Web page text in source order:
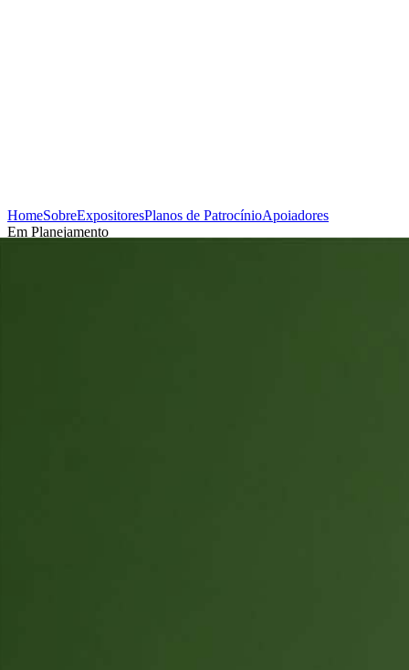
HomeSobreExpositoresPlanos de PatrocínioApoiadores
Em Planejamento